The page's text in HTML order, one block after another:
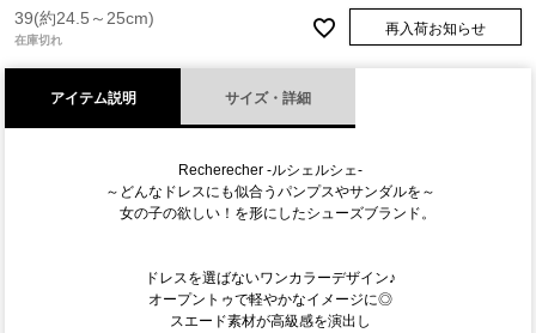
39(約24.5～25cm)
在庫切れ
再入荷お知らせ
アイテム説明 サイズ・詳細
Recherecher -ルシェルシェ-
～どんなドレスにも似合うパンプスやサンダルを～
女の子の欲しい！を形にしたシューズブランド。
ドレスを選ばないワンカラーデザイン♪
オープントゥで軽やかなイメージに◎
スエード素材が高級感を演出し